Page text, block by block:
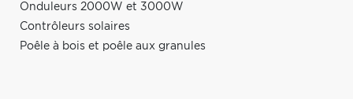
Onduleurs 2000W et 3000W
Contrôleurs solaires
Poêle à bois et poêle aux granules